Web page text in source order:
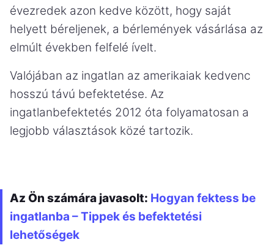
évezredek azon kedve között, hogy saját
helyett béreljenek, a bérlemények vásárlása az
elmúlt években felfelé ívelt.
Valójában az ingatlan az amerikaiak kedvenc
hosszú távú befektetése. Az
ingatlanbefektetés 2012 óta folyamatosan a
legjobb választások közé tartozik.
Az Ön számára javasolt: Hogyan fektess be
ingatlanba – Tippek és befektetési
lehetőségek